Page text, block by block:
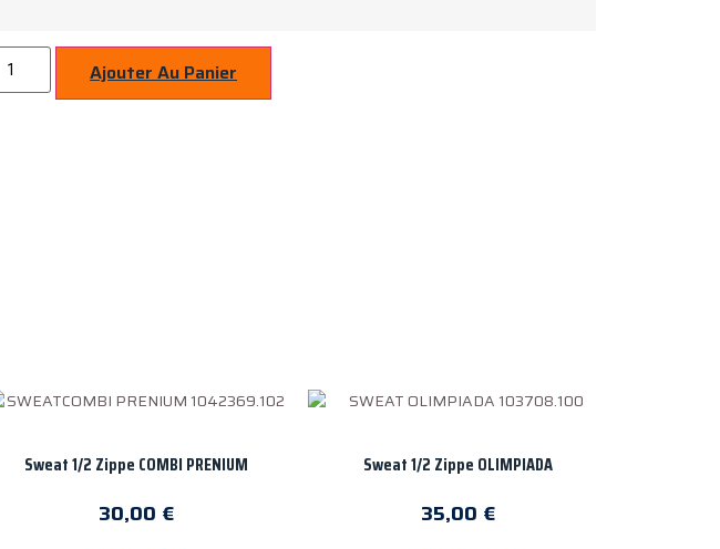
Ajouter Au Panier
Sweat 1/2 Zippe COMBI PRENIUM
30,00 €
Sweat 1/2 Zippe OLIMPIADA
35,00 €